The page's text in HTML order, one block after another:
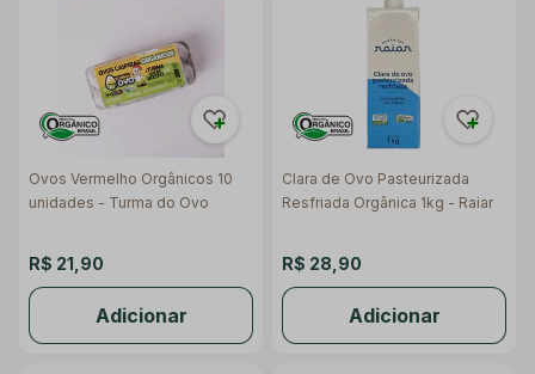
Ovos Vermelho Orgânicos 10
unidades - Turma do Ovo
R$ 21,90
Adicionar
Clara de Ovo Pasteurizada
Resfriada Orgânica 1kg - Raiar
R$ 28,90
Adicionar